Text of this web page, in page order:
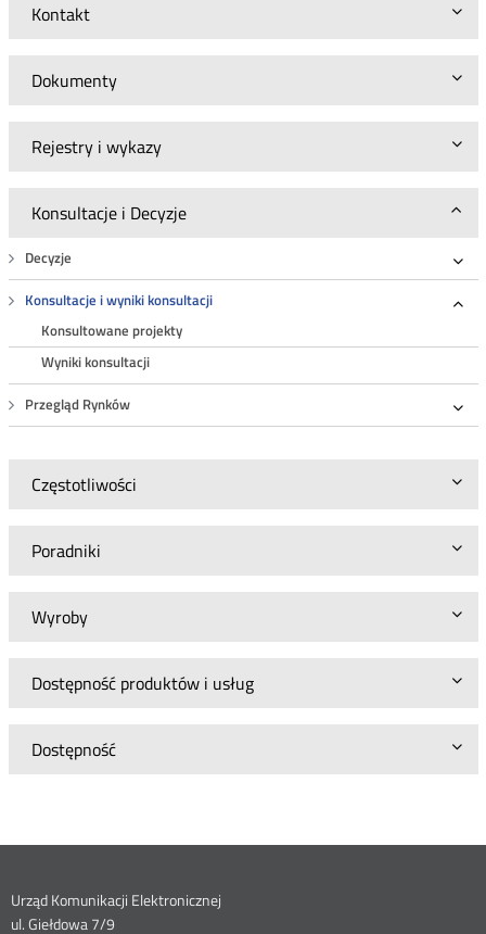
Kontakt
Dokumenty
Rejestry i wykazy
Konsultacje i Decyzje
Decyzje
Konsultacje i wyniki konsultacji
Konsultowane projekty
Wyniki konsultacji
Przegląd Rynków
Częstotliwości
Poradniki
Wyroby
Dostępność produktów i usług
Dostępność
Dane
Urząd Komunikacji Elektronicznej
ul. Giełdowa 7/9